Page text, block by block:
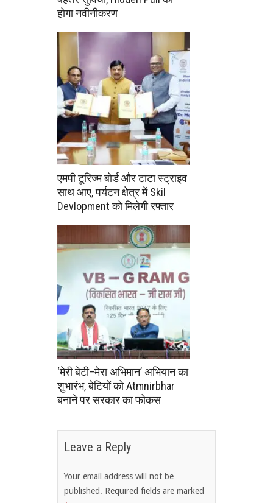
होगा नवीनीकरण
एमपी टूरिज्म बोर्ड और टाटा स्ट्राइव
साथ आए, पर्यटन क्षेत्र में Skil
Devlopment को मिलेगी रफ्तार
‘मेरी बेटी–मेरा अभिमान’ अभियान का
शुभारंभ, बेटियों को Atmnirbhar
बनाने पर सरकार का फोकस
Leave a Reply
Your email address will not be
published. Required fields are marked